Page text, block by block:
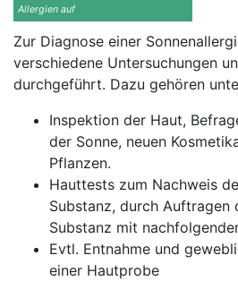
Allergien auf
Zur Diagnose einer
verschiedene Untersuchungen
durchgeführt. Dazu gehören
Inspektion der Haut,
der Sonne, neuen
Pflanzen.
Hauttests zum Nachweis
Substanz, durch Auftragen
Substanz mit
Evtl. Entnahme und
einer Hautprobe